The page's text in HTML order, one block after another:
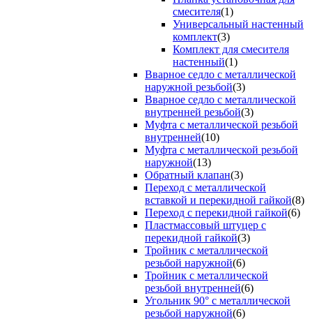
смесителя(1)
Универсальный настенный
комплект(3)
Комплект для смесителя
настенный(1)
Вварное седло с металлической
наружной резьбой(3)
Вварное седло с металлической
внутренней резьбой(3)
Муфта с металлической резьбой
внутренней(10)
Муфта с металлической резьбой
наружной(13)
Обратный клапан(3)
Переход с металлической
вставкой и перекидной гайкой(8)
Переход с перекидной гайкой(6)
Пластмассовый штуцер с
перекидной гайкой(3)
Тройник с металлической
резьбой наружной(6)
Тройник с металлической
резьбой внутренней(6)
Угольник 90° с металлической
резьбой наружной(6)